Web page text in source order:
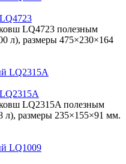
LQ4723 полезным
л), размеры 475×230×164
LQ2315A полезным
л), размеры 235×155×91 мм.